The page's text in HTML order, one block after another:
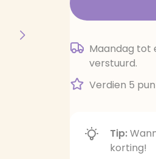
Maandag tot
verstuurd.
Verdien 5
Tip:
korting!